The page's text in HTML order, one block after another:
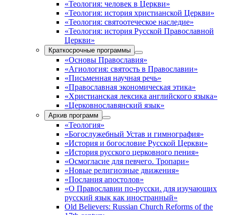
«Теология: человек в Церкви»
«Теология: история христианской Церкви»
«Теология: святоотеческое наследие»
«Теология: история Русской Православной
Церкви»
Краткосрочные программы
«Основы Православия»
«Агиология: святость в Православии»
«Письменная научная речь»
«Православная экономическая этика»
«Христианская лексика английского языка»
«Церковнославянский язык»
Архив программ
«Теология»
«Богослужебный Устав и гимнография»
«История и богословие Русской Церкви»
«История русского церковного пения»
«Осмогласие для певчего. Тропари»
«Новые религиозные движения»
«Послания апостолов»
«О Православии по-русски. для изучающих
русский язык как иностранный»
Old Believers: Russian Church Reforms of the